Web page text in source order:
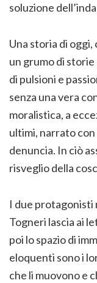
soluzione
Una storia di
un grumo di
di pulsioni e
senza una vera
moralistica, a
ultimi, narrato
denuncia. In ciò
risveglio della
I due protagonisti
Togneri lascia ai
poi lo spazio di
eloquenti sono i
che li muovono e